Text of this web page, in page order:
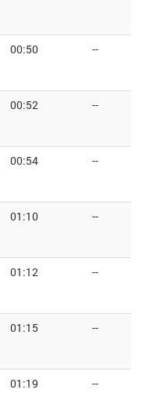
00:50 --
00:52 --
00:54 --
01:10 --
01:12 --
01:15 --
01:19 --